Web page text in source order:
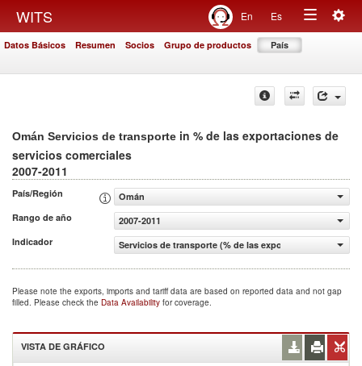
WITS En Es
Toggle
Datos Básicos Resumen Socios Grupo de productos País
Omán Servicios de transporte in % de las exportaciones de
servicios comerciales
2007-2011
País/Región
Omán
Rango de año
2007-2011
Indicador
Servicios de transporte (% de las exportaciones de
Please note the exports, imports and tariff data are based on reported data and not gap
filled. Please check the Data Availability for coverage.
VISTA DE GRÁFICO